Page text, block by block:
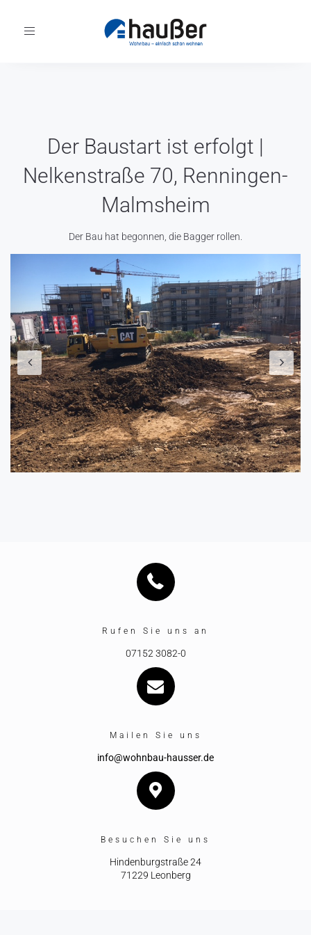
Toggle
Der Baustart ist erfolgt |
Nelkenstraße 70, Renningen-
Malmsheim
Der Bau hat begonnen, die Bagger rollen.
Rufen Sie uns an
07152 3082-0
Mailen Sie uns
info@wohnbau-hausser.de
Besuchen Sie uns
Hindenburgstraße 24
71229 Leonberg